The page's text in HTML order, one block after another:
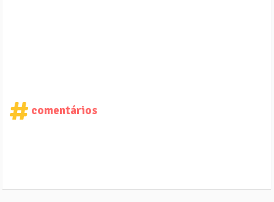
comentários